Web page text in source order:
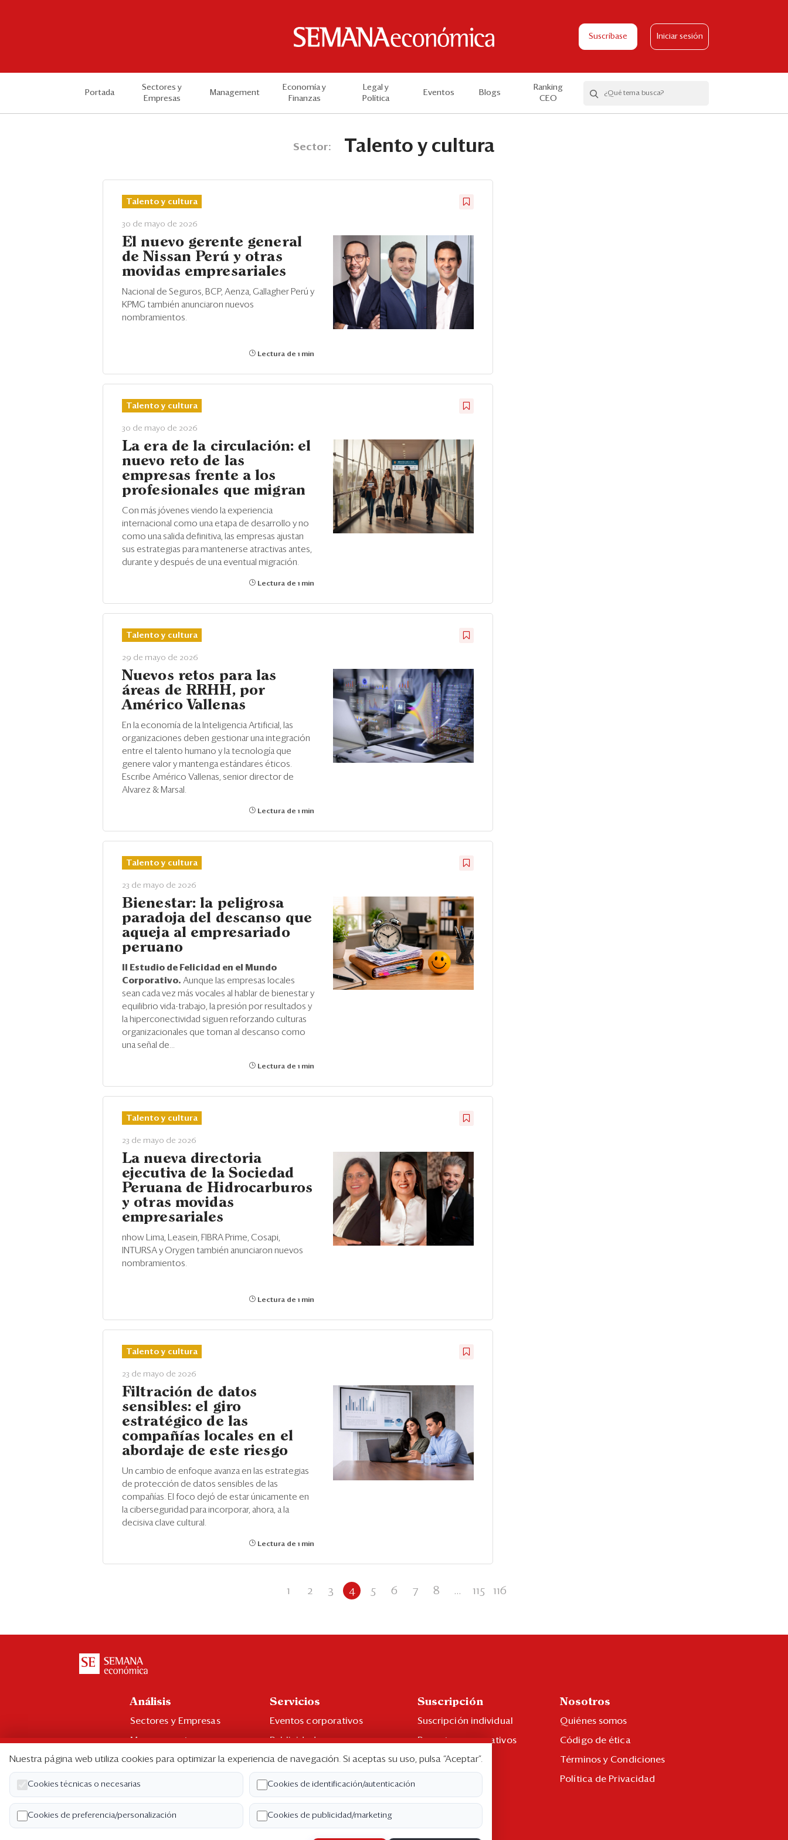
Suscríbase Iniciar sesión
Portada
Sectores y
Empresas
Management
Economía y
Finanzas
Legal y
Política
Eventos Blogs
Ranking
CEO
Sector: Talento y cultura
Talento y cultura
30 de mayo de 2026
El nuevo gerente general
de Nissan Perú y otras
movidas empresariales
Nacional de Seguros, BCP, Aenza, Gallagher Perú y
KPMG también anunciaron nuevos
nombramientos.
Lectura de 1 min
Talento y cultura
30 de mayo de 2026
La era de la circulación: el
nuevo reto de las
empresas frente a los
profesionales que migran
Con más jóvenes viendo la experiencia
internacional como una etapa de desarrollo y no
como una salida definitiva, las empresas ajustan
sus estrategias para mantenerse atractivas antes,
durante y después de una eventual migración.
Lectura de 1 min
Talento y cultura
29 de mayo de 2026
Nuevos retos para las
áreas de RRHH, por
Américo Vallenas
En la economía de la Inteligencia Artificial, las
organizaciones deben gestionar una integración
entre el talento humano y la tecnología que
genere valor y mantenga estándares éticos.
Escribe Américo Vallenas, senior director de
Alvarez & Marsal.
Lectura de 1 min
Talento y cultura
23 de mayo de 2026
Bienestar: la peligrosa
paradoja del descanso que
aqueja al empresariado
peruano
II Estudio de Felicidad en el Mundo
Corporativo. Aunque las empresas locales
sean cada vez más vocales al hablar de bienestar y
equilibrio vida-trabajo, la presión por resultados y
la hiperconectividad siguen reforzando culturas
organizacionales que toman al descanso como
una señal de...
Lectura de 1 min
Talento y cultura
23 de mayo de 2026
La nueva directoria
ejecutiva de la Sociedad
Peruana de Hidrocarburos
y otras movidas
empresariales
nhow Lima, Leasein, FIBRA Prime, Cosapi,
INTURSA y Orygen también anunciaron nuevos
nombramientos.
Lectura de 1 min
Talento y cultura
23 de mayo de 2026
Filtración de datos
sensibles: el giro
estratégico de las
compañías locales en el
abordaje de este riesgo
Un cambio de enfoque avanza en las estrategias
de protección de datos sensibles de las
compañías. El foco dejó de estar únicamente en
la ciberseguridad para incorporar, ahora, a la
decisiva clave cultural.
Lectura de 1 min
1 2 3 4 5 6 7 8 ... 115 116
Análisis
Sectores y Empresas
Management
Economía y Finanzas
Ranking CEO
Blogs
Servicios
Eventos corporativos
Publicidad
Contáctenos
Libro de reclamaciones
Suscripción
Suscripción individual
Paquetes corporativos
Edición Impresa
Nosotros
Quiénes somos
Código de ética
Términos y Condiciones
Política de Privacidad
Nuestra página web utiliza cookies para optimizar la experiencia de navegación. Si aceptas su uso, pulsa “Aceptar”.
Cookies técnicas o necesarias Cookies de identificación/autenticación
Cookies de preferencia/personalización Cookies de publicidad/marketing